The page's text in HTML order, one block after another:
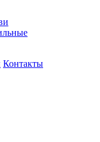
Контакты